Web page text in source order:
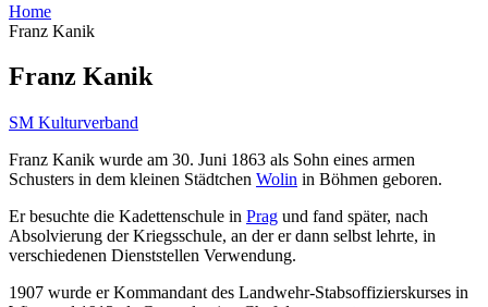
Home
Franz Kanik
Franz Kanik
SM Kulturverband
Franz Kanik wurde am 30. Juni 1863 als Sohn eines armen
Schusters in dem kleinen Städtchen Wolin in Böhmen geboren.
Er besuchte die Kadettenschule in Prag und fand später, nach
Absolvierung der Kriegsschule, an der er dann selbst lehrte, in
verschiedenen Dienststellen Verwendung.
1907 wurde er Kommandant des Landwehr-Stabsoffizierskurses in